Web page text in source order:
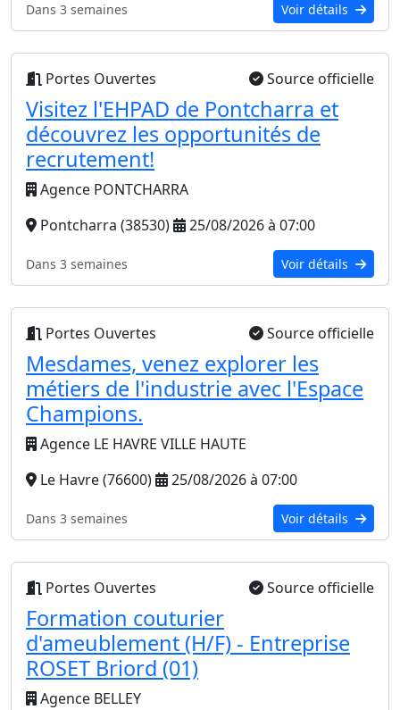
Dans 3 semaines Voir détails
Portes Ouvertes Source officielle
Visitez l'EHPAD de Pontcharra et
découvrez les opportunités de
recrutement!
Agence PONTCHARRA
Pontcharra (38530)
25/08/2026 à 07:00
Dans 3 semaines Voir détails
Portes Ouvertes Source officielle
Mesdames, venez explorer les
métiers de l'industrie avec l'Espace
Champions.
Agence LE HAVRE VILLE HAUTE
Le Havre (76600)
25/08/2026 à 07:00
Dans 3 semaines Voir détails
Portes Ouvertes Source officielle
Formation couturier
d'ameublement (H/F) - Entreprise
ROSET Briord (01)
Agence BELLEY